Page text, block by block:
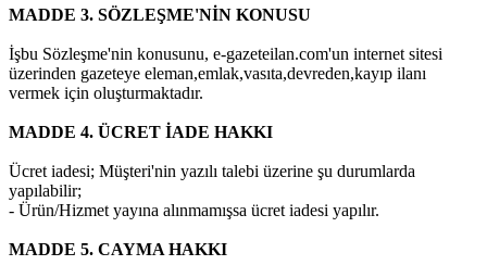
MADDE 3. SÖZLEŞME'NİN KONUSU
İşbu Sözleşme'nin konusunu, e-gazeteilan.com'un internet sitesi
üzerinden gazeteye eleman,emlak,vasıta,devreden,kayıp ilanı
vermek için oluşturmaktadır.
MADDE 4. ÜCRET İADE HAKKI
Ücret iadesi; Müşteri'nin yazılı talebi üzerine şu durumlarda
yapılabilir;
- Ürün/Hizmet yayına alınmamışsa ücret iadesi yapılır.
MADDE 5. CAYMA HAKKI